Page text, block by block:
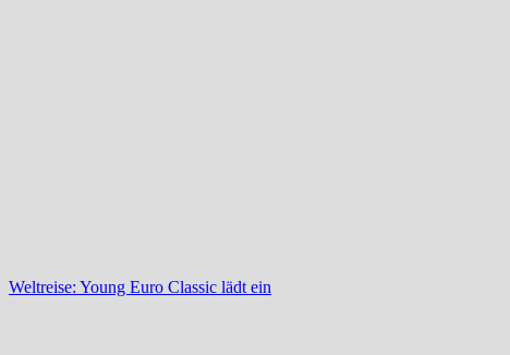
Weltreise: Young Euro Classic lädt ein